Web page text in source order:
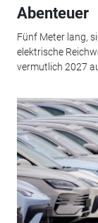
Abenteuer
Fünf Meter lang,
elektrische
vermutlich 2027